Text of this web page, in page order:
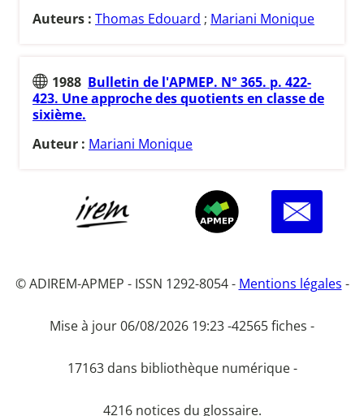
Auteurs : Thomas Edouard ; Mariani Monique
1988 Bulletin de l'APMEP. N° 365. p. 422-
423. Une approche des quotients en classe de
sixième.
Auteur : Mariani Monique
© ADIREM-APMEP - ISSN 1292-8054 - Mentions légales -
Mise à jour 06/08/2026 19:23 -42565 fiches -
17163 dans bibliothèque numérique -
4216 notices du glossaire.